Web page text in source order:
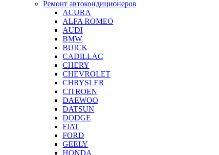
Ремонт автокондиционеров
ACURA
ALFA ROMEO
AUDI
BMW
BUICK
CADILLAC
CHERY
CHEVROLET
CHRYSLER
CITROEN
DAEWOO
DATSUN
DODGE
FIAT
FORD
GEELY
HONDA